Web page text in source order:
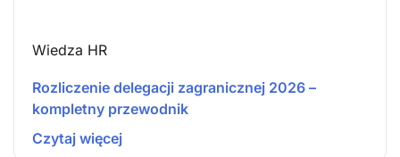
Wiedza HR
Rozliczenie delegacji zagranicznej 2026 –
kompletny przewodnik
Czytaj więcej